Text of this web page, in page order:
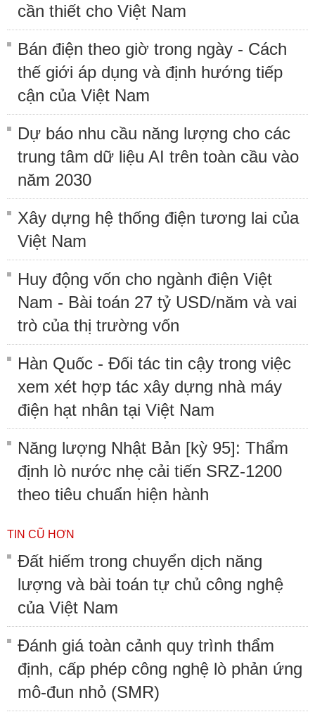
cần thiết cho Việt Nam
Bán điện theo giờ trong ngày - Cách
thế giới áp dụng và định hướng tiếp
cận của Việt Nam
Dự báo nhu cầu năng lượng cho các
trung tâm dữ liệu AI trên toàn cầu vào
năm 2030
Xây dựng hệ thống điện tương lai của
Việt Nam
Huy động vốn cho ngành điện Việt
Nam - Bài toán 27 tỷ USD/năm và vai
trò của thị trường vốn
Hàn Quốc - Đối tác tin cậy trong việc
xem xét hợp tác xây dựng nhà máy
điện hạt nhân tại Việt Nam
Năng lượng Nhật Bản [kỳ 95]: Thẩm
định lò nước nhẹ cải tiến SRZ-1200
theo tiêu chuẩn hiện hành
TIN CŨ HƠN
Đất hiếm trong chuyển dịch năng
lượng và bài toán tự chủ công nghệ
của Việt Nam
Đánh giá toàn cảnh quy trình thẩm
định, cấp phép công nghệ lò phản ứng
mô-đun nhỏ (SMR)